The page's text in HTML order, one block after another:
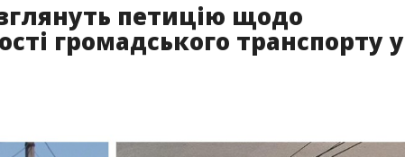
петицію щодо
громадського транспорту у